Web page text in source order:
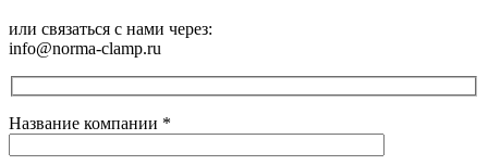
или связаться с нами через:
info@norma-clamp.ru
Название компании *